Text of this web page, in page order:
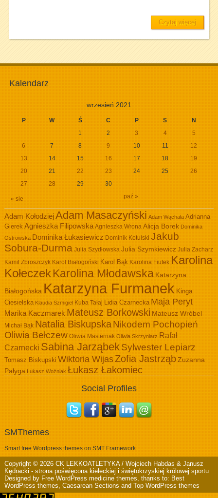
Czytaj więcej
Kalendarz
wrzesień 2021
P W Ś C P S N
« sie paź »
1 2 3 4
5
6
7 8 9 10 11
12
13
14 15 16 17 18
19
20
21 22 23 24 25
26
27
28 29 30
Adam KołodziejAdam Masaczyński Adam Wąchała Adrianna
Gierek Agnieszka Filipowska Agnieszka Wrona Alicja Borek Dominika
Ostrowska Dominika Łukasiewicz Dominik Kotulski Jakub
Sobura-Durma Julia Szydłowska Julia Szymkiewicz Julia Zacharz
Kamil Zbroszczyk Karol Białogoński Karol Bąk Karolina Fiutek Karolina
KołeczekKarolina Młodawska Katarzyna
Białogońska Katarzyna Furmanek Kinga
Ciesielska Klaudia Szmigiel Kuba Tałaj Lidia Czarnecka Maja Peryt
Marika Kaczmarek Mateusz Borkowski Mateusz Wróbel
Michał Bąk Natalia BiskupskaNikodem Pochopień
Oliwia Bełczew Oliwia Masternak Oliwia Skrzyniarz Rafał
Czarnecki Sabina JarząbekSylwester Lepiarz
Tomasz Biskupski Wiktoria WijasZofia JastrząbZuzanna
Pałyga Łukasz Woźniak Łukasz Łakomiec
Social Profiles
SMThemes
Smart free Wordpress themes on SMT Framework
Copyright © 2026 CK LEKKOATLETYKA / Wojciech Habdas & Janusz
Kędracki - strona poświęcona kieleckiej i świętokrzyskiej królowej sportu
Designed by Free WordPress medicine themes , thanks to: Best
WordPress themes Caesarean Sections and Top WordPress themes